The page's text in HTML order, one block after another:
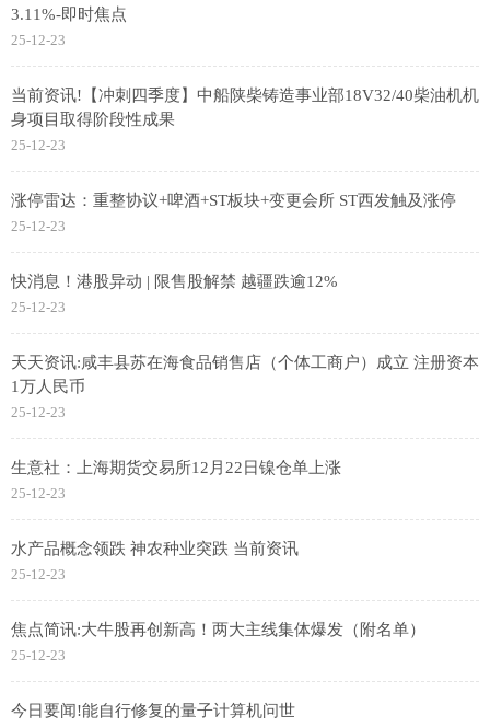
3.11%-即时焦点
25-12-23
当前资讯!【冲刺四季度】中船陕柴铸造事业部18V32/40柴油机机
身项目取得阶段性成果
25-12-23
涨停雷达：重整协议+啤酒+ST板块+变更会所 ST西发触及涨停
25-12-23
快消息！港股异动 | 限售股解禁 越疆跌逾12%
25-12-23
天天资讯:咸丰县苏在海食品销售店（个体工商户）成立 注册资本
1万人民币
25-12-23
生意社：上海期货交易所12月22日镍仓单上涨
25-12-23
水产品概念领跌 神农种业突跌 当前资讯
25-12-23
焦点简讯:大牛股再创新高！两大主线集体爆发（附名单）
25-12-23
今日要闻!能自行修复的量子计算机问世